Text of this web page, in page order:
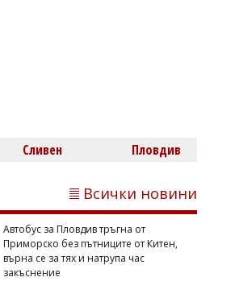
2026, Петък 19:31 2
КИРЯКОВ
област вече има близо 338
сградите се увеличиха с
Сливен Пловдив
Всички новини
Автобус за Пловдив тръгна от
Приморско без пътниците от Китен,
върна се за тях и натрупа час
закъснение